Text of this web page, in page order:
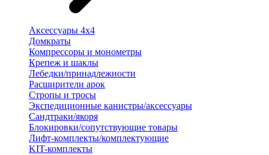
Аксессуары 4х4
Домкраты
Компрессоры и монометры
Крепеж и шаклы
Лебедки/принадлежности
Расширители арок
Стропы и тросы
Экспедиционные канистры/аксессуары
Сандтраки/якоря
Блокировки/сопутствующие товары
Лифт-комплекты/комплектующие
KIT-комплекты